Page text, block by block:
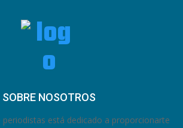
SOBRE NOSOTROS
está dedicado a proporcionarte